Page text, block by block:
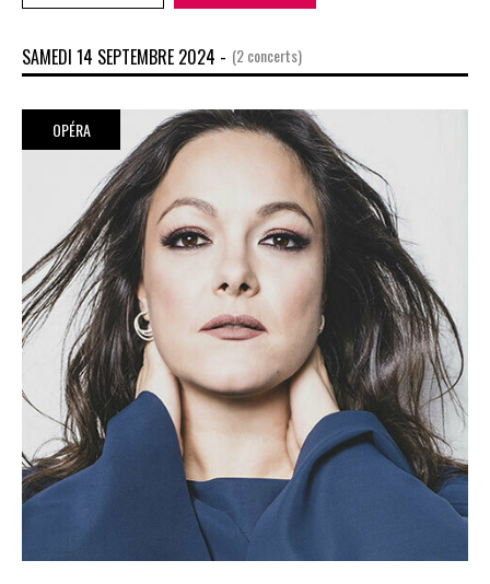
SAMEDI 14 SEPTEMBRE 2024 - (2 concerts)
OPÉRA